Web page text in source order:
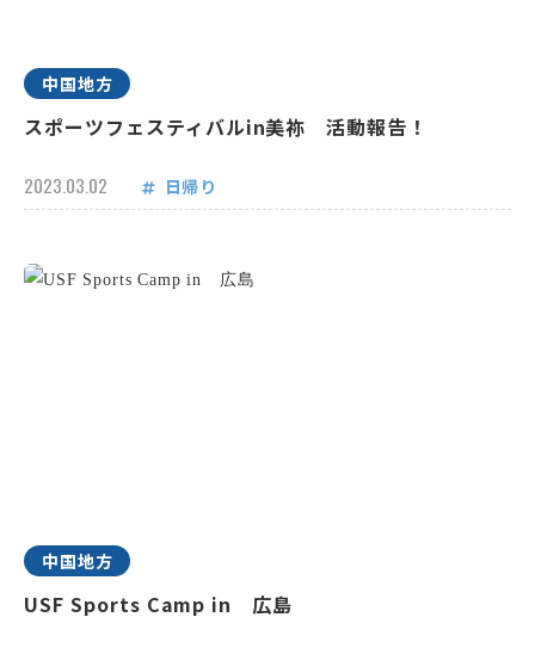
中国地方
スポーツフェスティバルin美祢 活動報告！
2023.03.02 日帰り
中国地方
USF Sports Camp in 広島